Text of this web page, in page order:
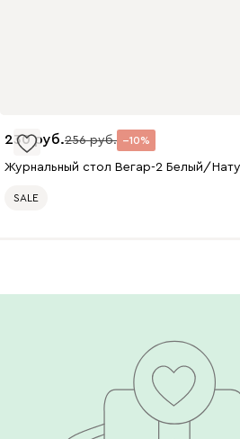
230 256 10
Журнальный стол Вегар-2 Белый/
SALE